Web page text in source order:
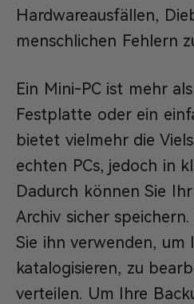
Hardwareausfällen,
menschlichen Fehlern
Ein Mini-PC ist mehr
Festplatte oder ein
bietet vielmehr die
echten PCs, jedoch in
Dadurch können Sie
Archiv sicher
Sie ihn verwenden, um
katalogisieren, zu
verteilen. Um Ihre